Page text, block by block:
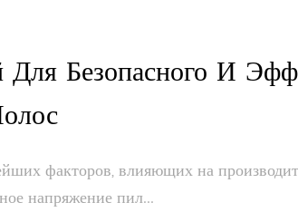
Безопасного И
факторов, влияющих на
напряжение пил...